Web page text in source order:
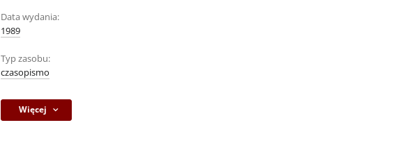
Data wydania:
1989
Typ zasobu:
czasopismo
Więcej